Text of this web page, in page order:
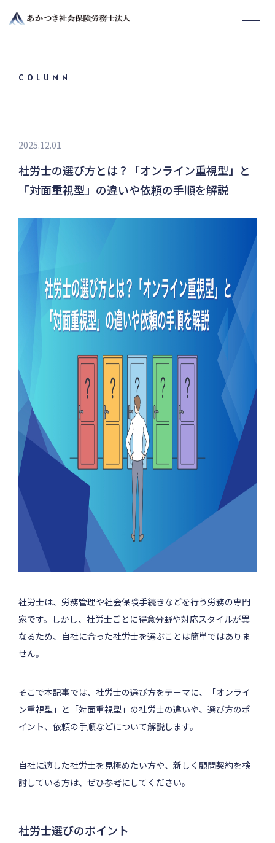
COLUMN
2025.12.01
社労士の選び方とは？「オンライン重視型」と
「対面重視型」の違いや依頼の手順を解説
社労士は、労務管理や社会保険手続きなどを行う労務の専門
家です。しかし、社労士ごとに得意分野や対応スタイルが異
なるため、自社に合った社労士を選ぶことは簡単ではありま
せん。
そこで本記事では、社労士の選び方をテーマに、「オンライ
ン重視型」と「対面重視型」の社労士の違いや、選び方のポ
イント、依頼の手順などについて解説します。
自社に適した社労士を見極めたい方や、新しく顧問契約を検
討している方は、ぜひ参考にしてください。
社労士選びのポイント